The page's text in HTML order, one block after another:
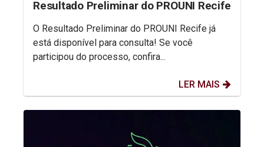
Resultado Preliminar do PROUNI Recife
O Resultado Preliminar do PROUNI Recife já
está disponível para consulta! Se você
participou do processo, confira...
LER MAIS